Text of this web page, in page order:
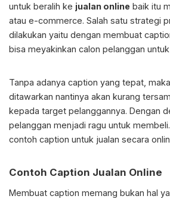
untuk beralih ke jualan online baik itu
atau e-commerce. Salah satu strategi
dilakukan yaitu dengan membuat
bisa meyakinkan calon pelanggan
Tanpa adanya caption yang tepat,
ditawarkan nantinya akan kurang
kepada target pelanggannya. Dengan
pelanggan menjadi ragu untuk
contoh caption untuk jualan secara
Contoh Caption Jualan Online
Membuat caption memang bukan hal